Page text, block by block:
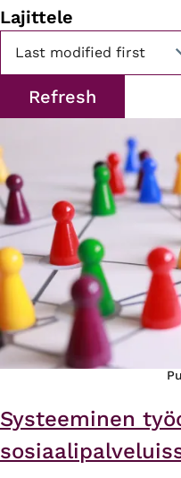
Lajittele
Systeeminen